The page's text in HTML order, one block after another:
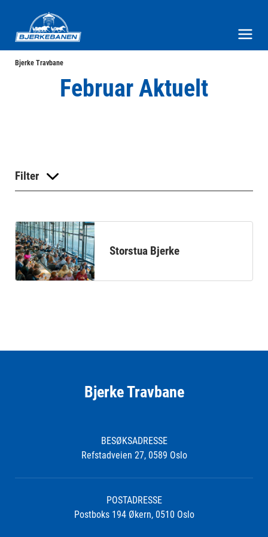
Bjerke Travbane
Februar Aktuelt
Filter
Storstua Bjerke
Bjerke Travbane
BESØKSADRESSE
Refstadveien 27, 0589 Oslo
POSTADRESSE
Postboks 194 Økern, 0510 Oslo